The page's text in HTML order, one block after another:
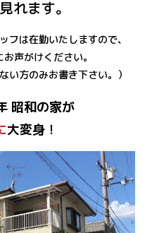
れます。
フは在勤いたしますので、
声がけください。
い方のみお書き下さい。）
昭和の家が
大変身 ！